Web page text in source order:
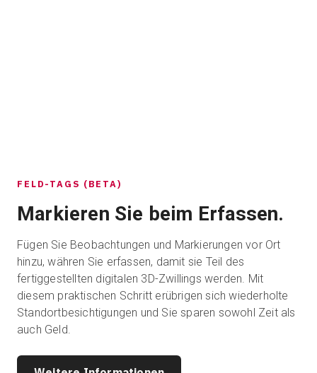
FELD-TAGS (BETA)
Markieren Sie beim Erfassen.
Fügen Sie Beobachtungen und Markierungen vor Ort
hinzu, währen Sie erfassen, damit sie Teil des
fertiggestellten digitalen 3D-Zwillings werden. Mit
diesem praktischen Schritt erübrigen sich wiederholte
Standortbesichtigungen und Sie sparen sowohl Zeit als
auch Geld.